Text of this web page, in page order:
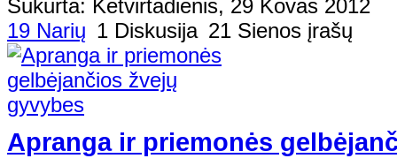
Sukurta: Ketvirtadienis, 29 Kovas 2012
19 Narių 1 Diskusija 21 Sienos įrašų
Apranga ir priemonės